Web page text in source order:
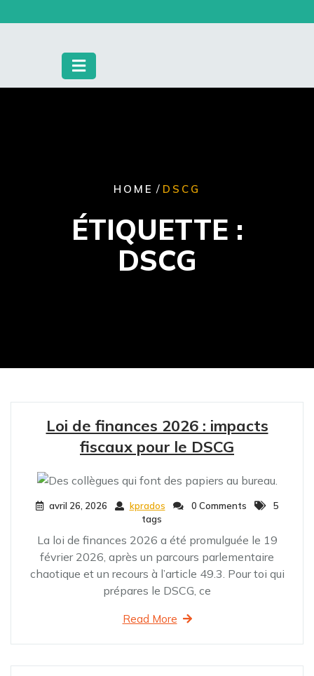
to
HOME / DSCG
ÉTIQUETTE :
DSCG
Loi de finances 2026 : impacts
fiscaux pour le DSCG
avril 26, 2026 kprados 0 Comments
5
tags
La loi de finances 2026 a été promulguée le 19
février 2026, après un parcours parlementaire
chaotique et un recours à l’article 49.3. Pour toi qui
prépares le DSCG, ce
Read More